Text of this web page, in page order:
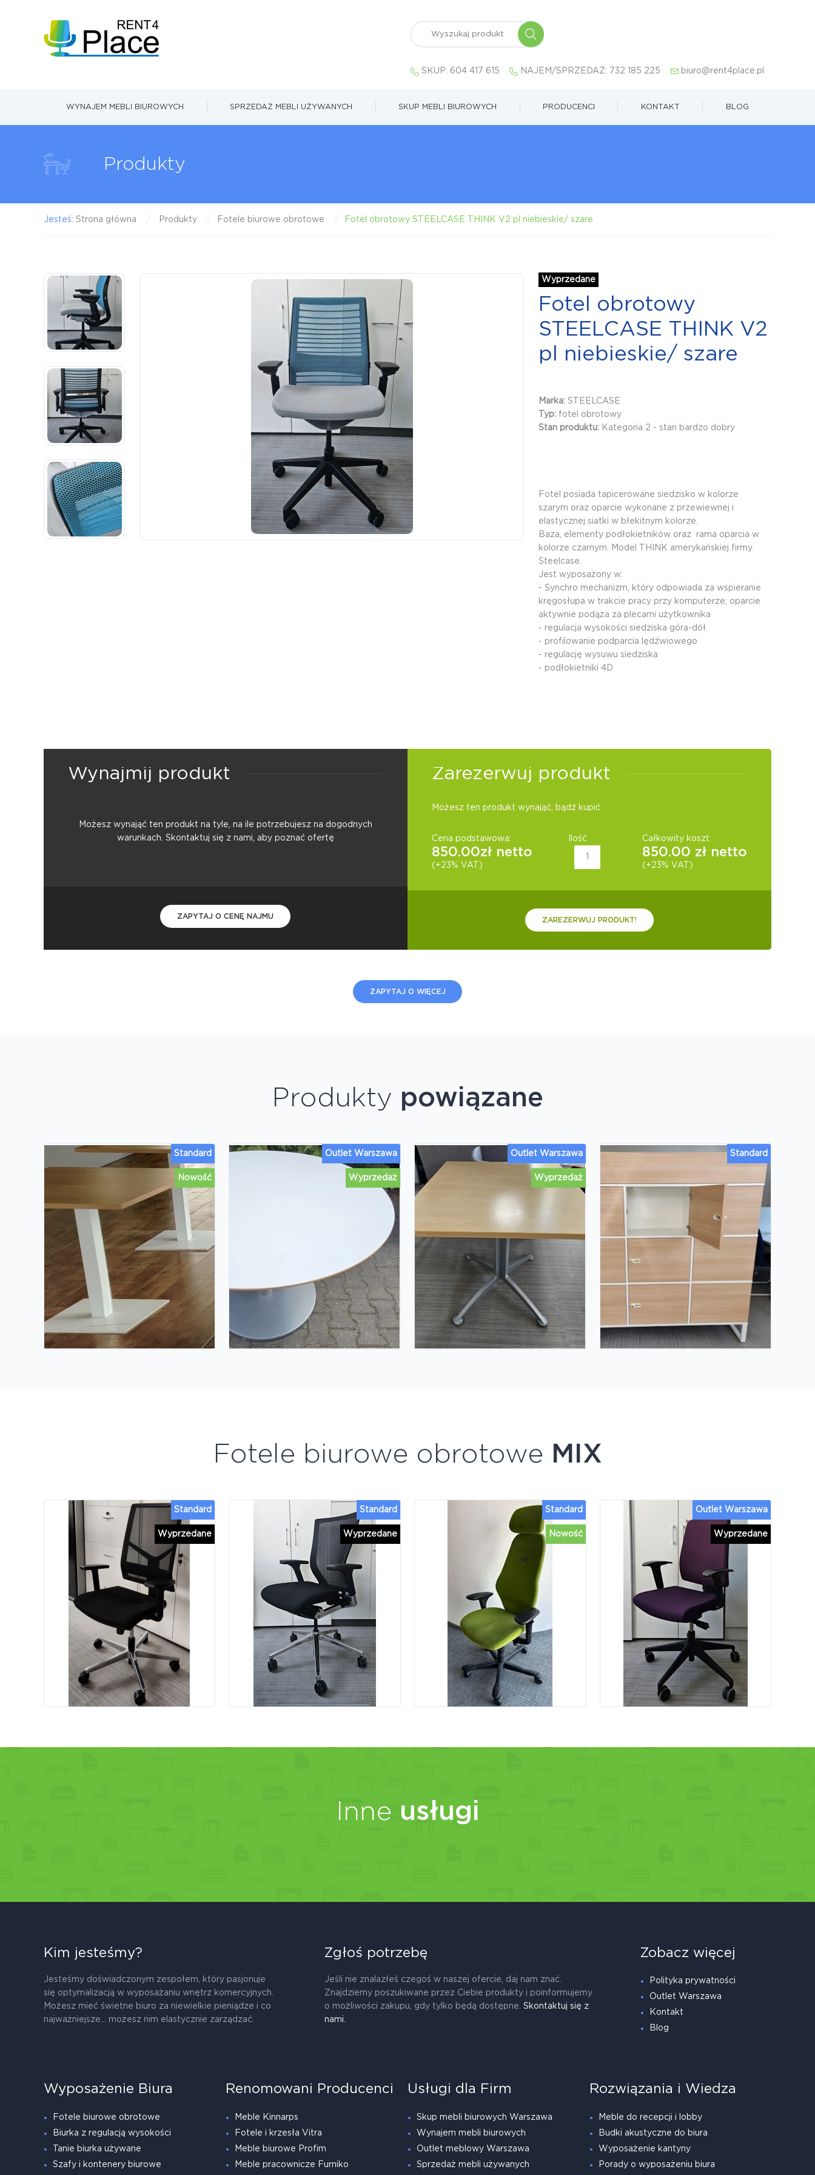
SKUP: 604 417 615 NAJEM/SPRZEDAŻ: 732 185 225 biuro@rent4place.pl
WYNAJEM MEBLI BIUROWYCH SPRZEDAŻ MEBLI UŻYWANYCH SKUP MEBLI BIUROWYCH PRODUCENCI KONTAKT BLOG
Produkty
Jesteś: Strona główna Produkty Fotele biurowe obrotowe Fotel obrotowy STEELCASE THINK V2 pl niebieskie/ szare
Wyprzedane
Fotel obrotowy
STEELCASE THINK V2
pl niebieskie/ szare
Marka:STEELCASE
Typ: fotel obrotowy
Stan produktu: Kategoria 2 - stan bardzo dobry
Fotel posiada tapicerowane siedzisko w kolorze
szarym oraz oparcie wykonane z przewiewnej i
elastycznej siatki w błekitnym kolorze.
Baza, elementy podłokietników oraz rama oparcia w
kolorze czarnym. Model THINK amerykańskiej firmy
Steelcase.
Jest wyposażony w:
- Synchro mechanizm, który odpowiada za wspieranie
kręgosłupa w trakcie pracy przy komputerze; oparcie
aktywnie podąża za plecami użytkownika
- regulacja wysokości siedziska góra-dół
- profilowanie podparcia lędźwiowego
- regulację wysuwu siedziska
- podłokietniki 4D
Wynajmij produkt
Możesz wynająć ten produkt na tyle, na ile potrzebujesz na dogodnych
warunkach. Skontaktuj się z nami, aby poznać ofertę
ZAPYTAJ O CENĘ NAJMU
Zarezerwuj produkt
Możesz ten produkt wynająć, bądź kupić
Cena podstawowa:
850.00zł netto
(+23% VAT)
Ilość Całkowity koszt:
850.00 zł netto
(+23% VAT)
ZAREZERWUJ PRODUKT!
ZAPYTAJ O WIĘCEJ
Produkty powiązane
Nowość
Standard
Wyprzedaż
Outlet Warszawa
Wyprzedaż
Outlet Warszawa Standard
Fotele biurowe obrotowe MIX
Wyprzedane
Standard
Wyprzedane
Standard
Nowość
Standard
Wyprzedane
Outlet Warszawa
Inne usługi
Kim jesteśmy?
Jesteśmy doświadczonym zespołem, który pasjonuje
się optymalizacją w wyposażaniu wnętrz komercyjnych.
Możesz mieć świetne biuro za niewielkie pieniądze i co
najważniejsze... możesz nim elastycznie zarządzać.
Zgłoś potrzebę
Jeśli nie znalazłeś czegoś w naszej ofercie, daj nam znać.
Znajdziemy poszukiwane przez Ciebie produkty i poinformujemy
o możliwości zakupu, gdy tylko będą dostępne. Skontaktuj się z
nami.
Zobacz więcej
Polityka prywatności
Outlet Warszawa
Kontakt
Blog
Wyposażenie Biura
Fotele biurowe obrotowe
Biurka z regulacją wysokości
Tanie biurka używane
Szafy i kontenery biurowe
Renomowani Producenci
Meble Kinnarps
Fotele i krzesła Vitra
Meble biurowe Profim
Meble pracownicze Furniko
Usługi dla Firm
Skup mebli biurowych Warszawa
Wynajem mebli biurowych
Outlet meblowy Warszawa
Sprzedaż mebli używanych
Rozwiązania i Wiedza
Meble do recepcji i lobby
Budki akustyczne do biura
Wyposażenie kantyny
Porady o wyposażeniu biura